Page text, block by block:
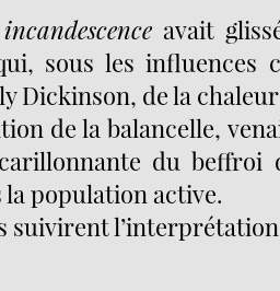
avait
sous les influences
Dickinson, de la
de la balancelle,
du beffroi
population active.
suivirent